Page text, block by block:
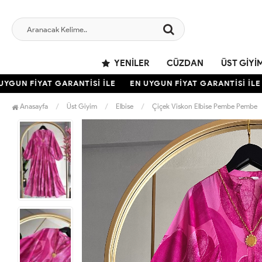
YENILER CÜZDAN ÜST
FİYAT GARANTİSİ İLE EN UYGUN FİYAT GARANTİSİ İLE
Anasayfa Üst Giyim Elbise Çiçek Viskon Elbise Pembe Pembe